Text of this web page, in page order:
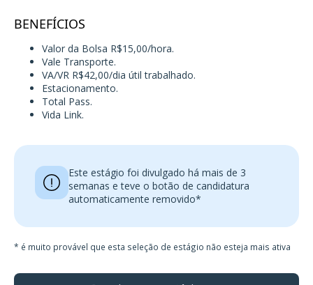
BENEFÍCIOS
Valor da Bolsa R$15,00/hora.
Vale Transporte.
VA/VR R$42,00/dia útil trabalhado.
Estacionamento.
Total Pass.
Vida Link.
Este estágio foi divulgado há mais de 3
semanas e teve o botão de candidatura
automaticamente removido*
* é muito provável que esta seleção de estágio não esteja mais ativa